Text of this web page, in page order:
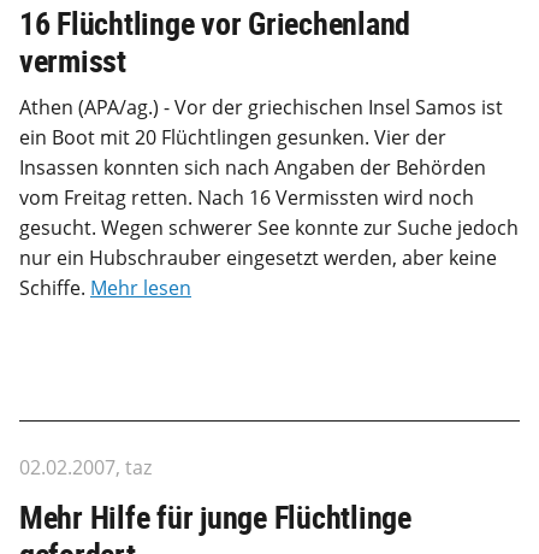
16 Flüchtlinge vor Griechenland
vermisst
Athen (APA/ag.) - Vor der griechischen Insel Samos ist
ein Boot mit 20 Flüchtlingen gesunken. Vier der
Insassen konnten sich nach Angaben der Behörden
vom Freitag retten. Nach 16 Vermissten wird noch
gesucht. Wegen schwerer See konnte zur Suche jedoch
nur ein Hubschrauber eingesetzt werden, aber keine
Schiffe. Mehr lesen
02.02.2007, taz
Mehr Hilfe für junge Flüchtlinge